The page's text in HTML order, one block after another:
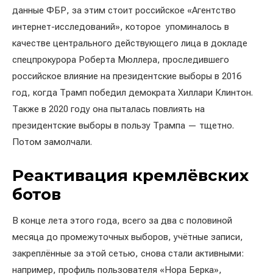
данные ФБР, за этим стоит российское «Агентство
интернет-исследований», которое упоминалось в
качестве центрального действующего лица в докладе
спецпрокурора Роберта Мюллера, проследившего
российское влияние на президентские выборы в 2016
год, когда Трамп победил демократа Хиллари Клинтон.
Также в 2020 году она пыталась повлиять на
президентские выборы в пользу Трампа — тщетно.
Потом замолчали.
Реактивация кремлёвских
ботов
В конце лета этого года, всего за два с половиной
месяца до промежуточных выборов, учётные записи,
закреплённые за этой сетью, снова стали активными:
например, профиль пользователя «Нора Берка»,